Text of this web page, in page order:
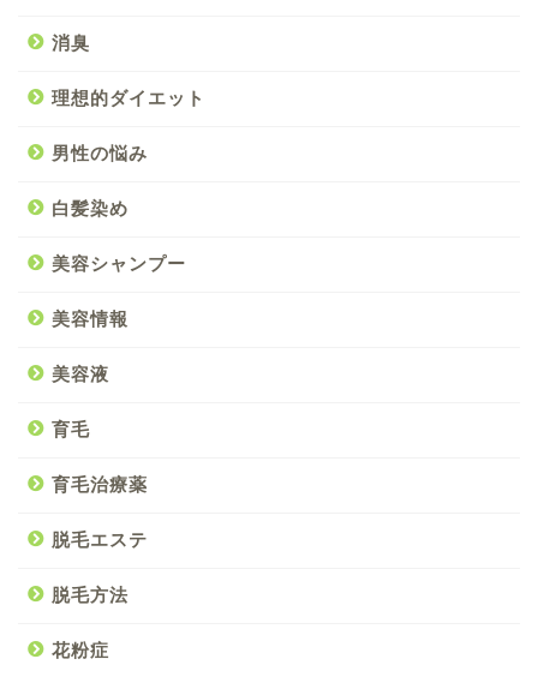
消臭
理想的ダイエット
男性の悩み
白髪染め
美容シャンプー
美容情報
美容液
育毛
育毛治療薬
脱毛エステ
脱毛方法
花粉症